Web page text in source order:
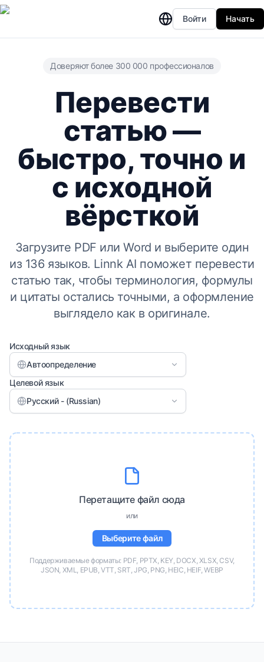
Войти Начать
Доверяют более 300 000 профессионалов
Перевести
статью —
быстро, точно и
с исходной
вёрсткой
Загрузите PDF или Word и выберите один
из 136 языков. Linnk AI поможет перевести
статью так, чтобы терминология, формулы
и цитаты остались точными, а оформление
выглядело как в оригинале.
Исходный язык
Автоопределение
Целевой язык
Русский - (Russian)
Перетащите файл сюда
или
Выберите файл
Поддерживаемые форматы: PDF, PPTX, KEY, DOCX, XLSX, CSV,
JSON, XML, EPUB, VTT, SRT, JPG, PNG, HEIC, HEIF, WEBP